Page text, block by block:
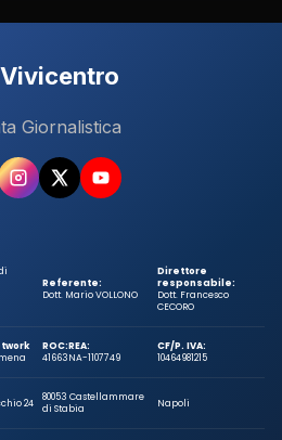
Vivicentro
Giornalistica
Referente:
Dott. Mario VOLLONO
Direttore
responsabile:
Dott. Francesco
CECORO
ROC:
41663
REA:
NA-1107749
CF/P. IVA:
10464981215
24
80053 Castellammare
di Stabia
Napoli